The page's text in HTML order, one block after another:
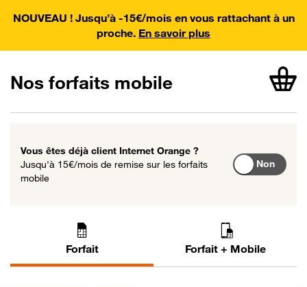
NOUVEAU ! Jusqu’à -15€/mois en vous rattachant à un
proche. En savoir plus
Nos forfaits mobile
Vous êtes déjà client Internet Orange ?
Jusqu'à 15€/mois15 € par mois
de remise sur les forfaits
mobile
Non
Forfait Forfait + Mobile